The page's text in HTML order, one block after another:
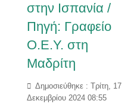
στην Ισπανία /
Πηγή: Γραφείο
Ο.Ε.Υ. στη
Μαδρίτη
Δημοσιεύθηκε : Τρίτη, 17
Δεκεμβρίου 2024 08:55